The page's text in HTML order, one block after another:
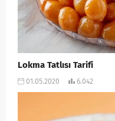
Lokma Tatlısı Tarifi
01.05.2020 6.042